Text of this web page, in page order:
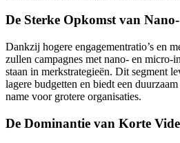
De Sterke Opkomst van
Dankzij hogere engagementratio’s en
zullen campagnes met nano- en micro-
staan in merkstrategieën. Dit segment
lagere budgetten en biedt een
name voor grotere organisaties.
De Dominantie van Korte